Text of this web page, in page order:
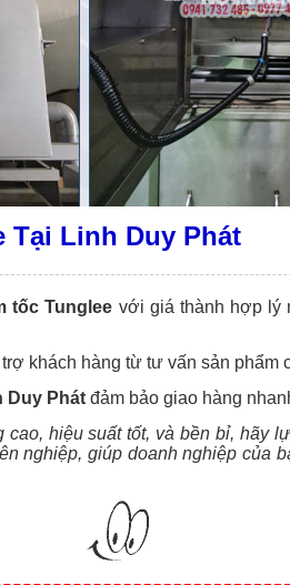
Tại Linh Duy Phát
tốc Tunglee với giá thành hợp lý
khách hàng từ tư vấn sản phẩm
Duy Phát đảm bảo giao hàng
cao, hiệu suất tốt, và bền bỉ, hãy
nghiệp, giúp doanh nghiệp